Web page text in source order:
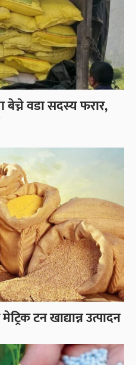
वडा सदस्य फरार,
टन खाद्यान्न उत्पादन